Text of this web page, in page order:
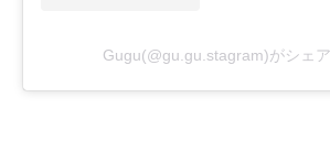
Gugu(@gu.gu.stagram)がシェ